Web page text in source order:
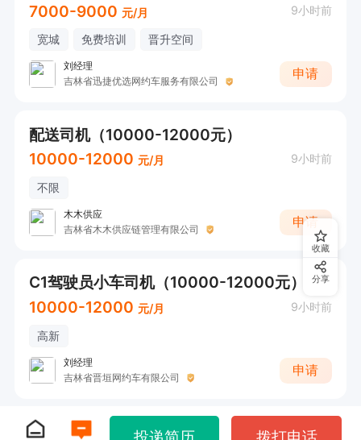
7000-9000 元/月 9小时前
宽城 免费培训 晋升空间
刘经理
吉林省迅捷优选网约车服务有限公司
申请
配送司机（10000-12000元）
10000-12000 元/月 9小时前
不限
木木供应
吉林省木木供应链管理有限公司
申请
C1驾驶员小车司机（10000-12000元）
10000-12000 元/月 9小时前
高新
刘经理
吉林省晋垣网约车有限公司
申请
收藏
分享